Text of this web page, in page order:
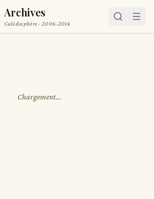
Archives
Calédosphère · 2006-2014
Chargement…